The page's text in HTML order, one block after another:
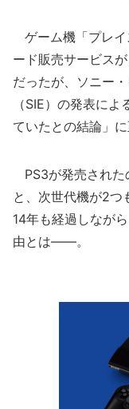
ゲーム機「プレイ
ード販売サービス
だったが、ソニー
（SIE）の発表に
ていたとの結論」に
PS3が発売された
と、次世代機が2つ
14年も経過しなが
由とは――。